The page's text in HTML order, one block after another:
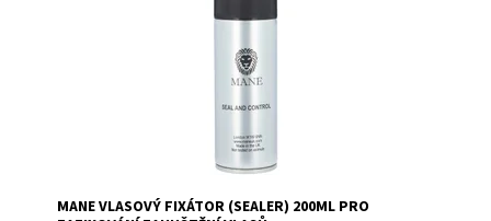
MANE VLASOVÝ FIXÁTOR (SEALER) 200ML PRO